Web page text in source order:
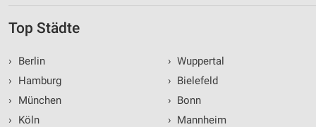
Top Städte
›
Berlin
›
Hamburg
›
München
›
Köln
› Wuppertal
› Bielefeld
› Bonn
› Mannheim